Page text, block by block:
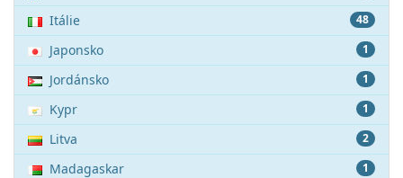
48
Itálie
1
Japonsko
1
Jordánsko
1
Kypr
2
Litva
1
Madagaskar